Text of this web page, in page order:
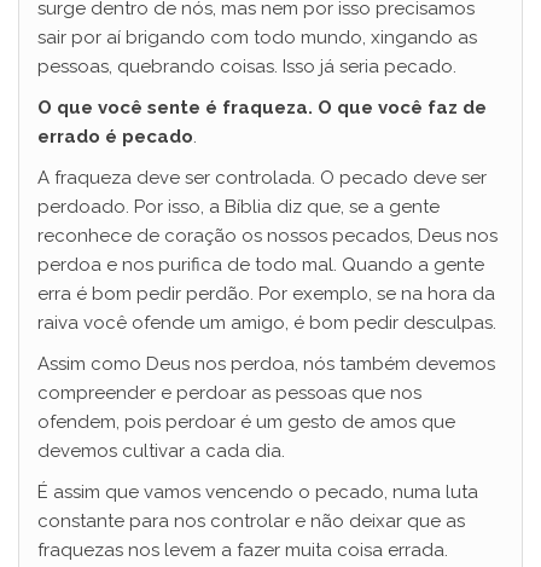
surge dentro de nós, mas nem por isso precisamos
sair por aí brigando com todo mundo, xingando as
pessoas, quebrando coisas. Isso já seria pecado.
O que você sente é fraqueza. O que você faz de
errado é pecado.
A fraqueza deve ser controlada. O pecado deve ser
perdoado. Por isso, a Bíblia diz que, se a gente
reconhece de coração os nossos pecados, Deus nos
perdoa e nos purifica de todo mal. Quando a gente
erra é bom pedir perdão. Por exemplo, se na hora da
raiva você ofende um amigo, é bom pedir desculpas.
Assim como Deus nos perdoa, nós também devemos
compreender e perdoar as pessoas que nos
ofendem, pois perdoar é um gesto de amos que
devemos cultivar a cada dia.
É assim que vamos vencendo o pecado, numa luta
constante para nos controlar e não deixar que as
fraquezas nos levem a fazer muita coisa errada.